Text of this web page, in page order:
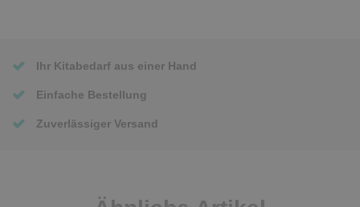
Ihr Kitabedarf aus einer Hand
Einfache Bestellung
Zuverlässiger Versand